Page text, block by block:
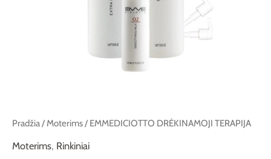
Pradžia/Moterims/ EMMEDICIOTTO DRĖKINAMOJI TERAPIJA
Moterims, Rinkiniai